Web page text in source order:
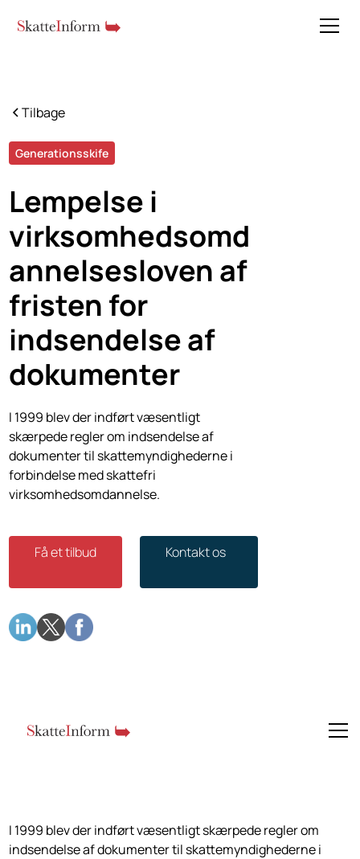
Tilbage
Generationsskife
Lempelse i
virksomhedsomd
annelses­loven af
fristen for
indsendelse af
dokumenter
I 1999 blev der indført væsentligt
skærpede regler om indsendelse af
dokumenter til skattemyndighederne i
forbindelse med skattefri
virksomhedsomdannelse.
Få et tilbud Kontakt os
I 1999 blev der indført væsentligt skærpede regler om
indsendelse af dokumenter til skattemyndighederne i